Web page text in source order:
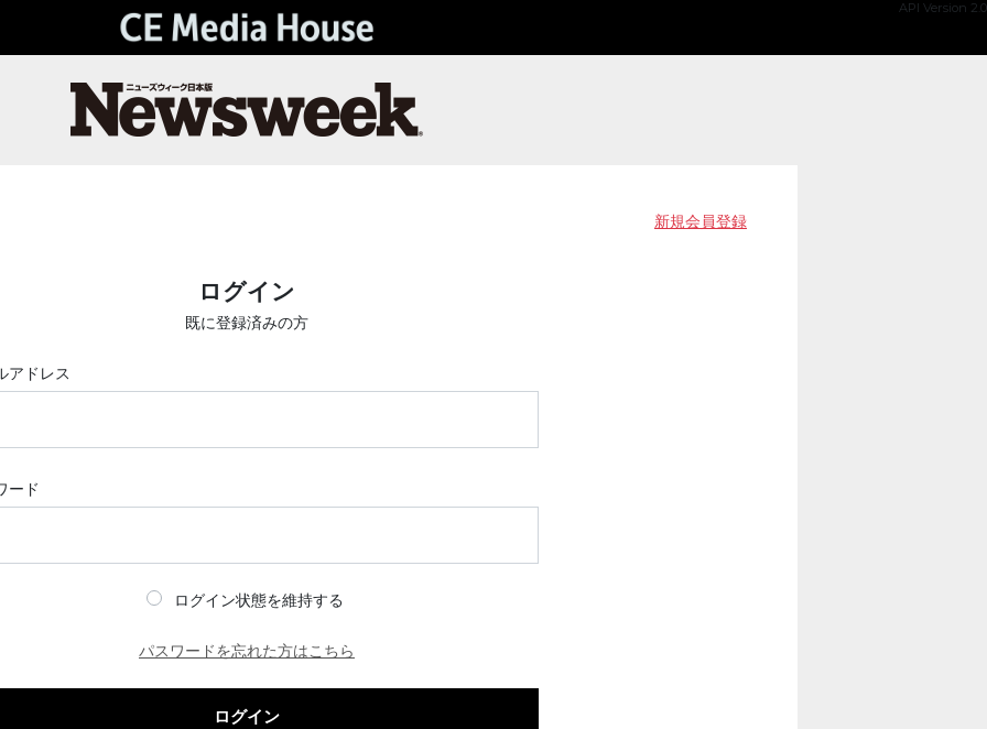
API Version 2.0
新規会員登録
ログイン
既に登録済みの方
アドレス
ード
ログイン状態を維持する
パスワードを忘れた方はこちら
ログイン